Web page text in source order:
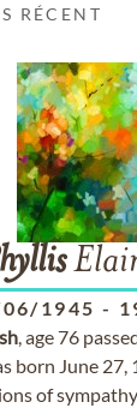
RÉCENT
1945 -
, age 76
born June 27,
of